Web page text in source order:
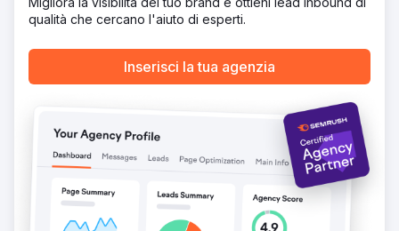
traiettoria di crescita sostenibile.
Vai alla pagina agenzia
qualità che cercano l'aiuto di esperti.
Inserisci la tua agenzia